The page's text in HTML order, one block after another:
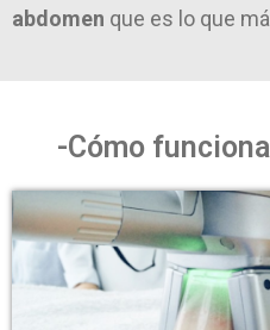
abdomen que es lo que
-Cómo